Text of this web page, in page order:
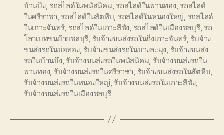
บ้านบึง, รถสไลด์ในพนัสนิคม รถสไลด์ในพานทอง, รถสไลด์
ในศรีราชา รถสไลด์ในสัตหีบ รถสไลด์ในหนองใหญ่ รถสไลด์
ในเกาะจันทร์, รถสไลด์ในเกาะสีชัง รถสไลด์ในเมืองชลบุรี, รถ
โลวเบทขนย้ายชลบุรี รับจ้างขนส่งรถในกิ่งเกาะจันทร์, รับจ้าง
ขนส่งรถในบ่อทอง, รับจ้างขนส่งรถในบางละมุง รับจ้างขนส่ง
รถในบ้านบึง, รับจ้างขนส่งรถในพนัสนิคม รับจ้างขนส่งรถใน
พานทอง, รับจ้างขนส่งรถในศรีราชา รับจ้างขนส่งรถในสัตหีบ
รับจ้างขนส่งรถในหนองใหญ่ รับจ้างขนส่งรถในเกาะสีชัง,
รับจ้างขนส่งรถในเมืองชลบุรี